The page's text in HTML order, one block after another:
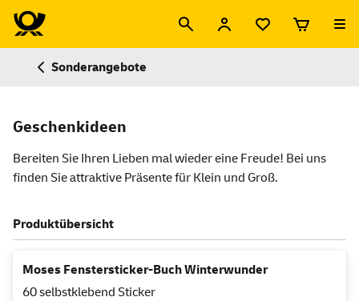
Sonderangebote
Geschenkideen
Bereiten Sie Ihren Lieben mal wieder eine Freude! Bei uns
finden Sie attraktive Präsente für Klein und Groß.
Produktübersicht
Moses Fenstersticker-Buch Winterwunder
60 selbstklebend Sticker